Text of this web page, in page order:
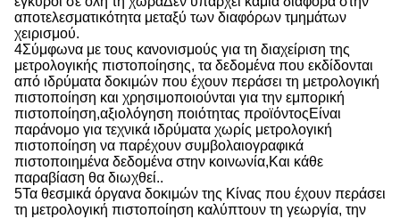
αποτελεσματικότητα μεταξύ των διαφόρων τμημάτων
χειρισμού.
4Σύμφωνα με τους κανονισμούς για τη διαχείριση της
μετρολογικής πιστοποίησης, τα δεδομένα που εκδίδονται
από ιδρύματα δοκιμών που έχουν περάσει τη μετρολογική
πιστοποίηση και χρησιμοποιούνται για την εμπορική
πιστοποίηση,αξιολόγηση ποιότητας προϊόντοςΕίναι
παράνομο για τεχνικά ιδρύματα χωρίς μετρολογική
πιστοποίηση να παρέχουν συμβολαιογραφικά
πιστοποιημένα δεδομένα στην κοινωνία,Και κάθε
παραβίαση θα διωχθεί..
5Τα θεσμικά όργανα δοκιμών της Κίνας που έχουν περάσει
τη μετρολογική πιστοποίηση καλύπτουν τη γεωργία, την